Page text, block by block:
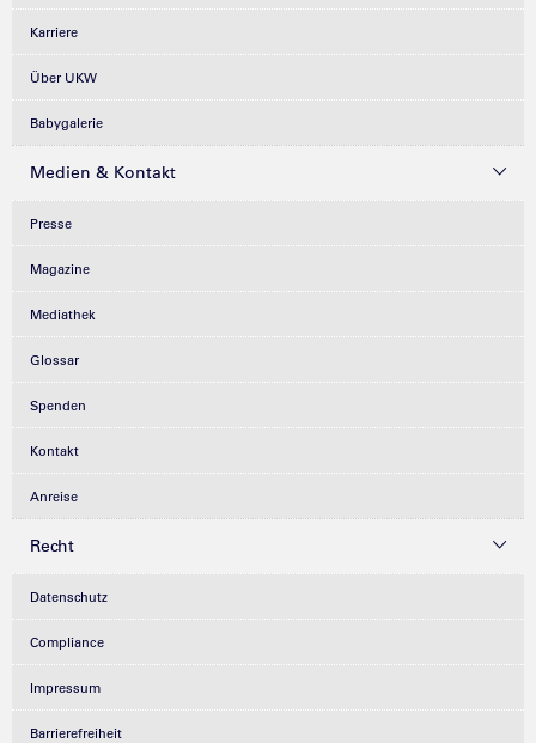
Karriere
Über UKW
Babygalerie
Medien & Kontakt
Presse
Magazine
Mediathek
Glossar
Spenden
Kontakt
Anreise
Recht
Datenschutz
Compliance
Impressum
Barrierefreiheit